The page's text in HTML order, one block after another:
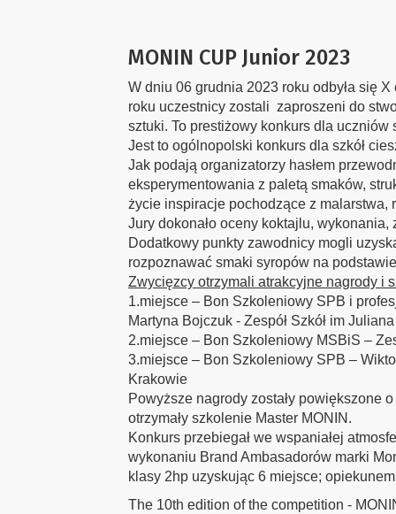
MONIN CUP Junior 2023
W dniu 06 grudnia 2023 roku odbyła się
roku uczestnicy zostali zaproszeni do
sztuki. To prestiżowy konkurs dla uczniów
Jest to ogólnopolski konkurs dla szkół
Jak podają organizatorzy hasłem
eksperymentowania z paletą smaków,
życie inspiracje pochodzące z malarstwa,
Jury dokonało oceny koktajlu,
Dodatkowy punkty zawodnicy mogli
rozpoznawać smaki syropów na
Zwycięzcy otrzymali atrakcyjne nagrody i
1.miejsce – Bon Szkoleniowy SPB i
Martyna Bojczuk - Zespół Szkół im
2.miejsce – Bon Szkoleniowy MSBiS –
3.miejsce – Bon Szkoleniowy SPB –
Krakowie
Powyższe nagrody zostały powiększone
otrzymały szkolenie Master MONIN.
Konkurs przebiegał we wspaniałej
wykonaniu Brand Ambasadorów marki
klasy 2hp uzyskując 6 miejsce;
The 10th edition of the competition -